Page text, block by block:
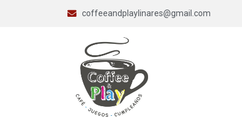
coffeeandplaylinares@gmail.com